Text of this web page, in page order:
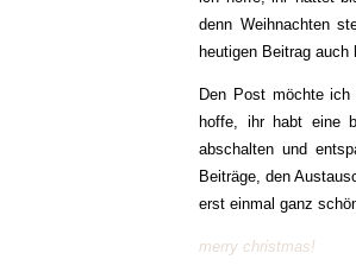
denn Weihnachten
heutigen Beitrag auch
Den Post möchte
hoffe, ihr habt eine
abschalten und
Beiträge, den
erst einmal ganz
merry christmas!